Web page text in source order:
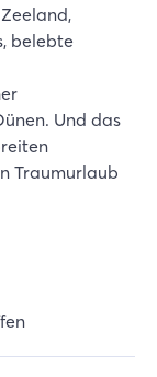
belebte
Und das
Traumurlaub